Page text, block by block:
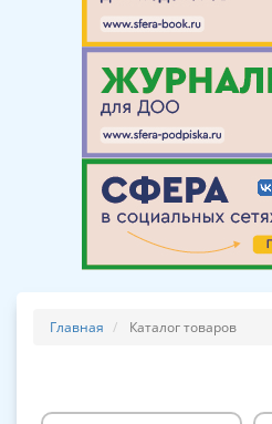
Главная Каталог товаров